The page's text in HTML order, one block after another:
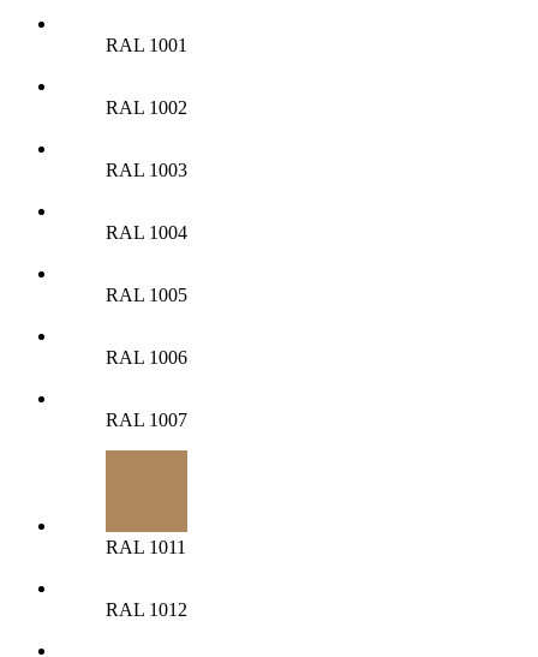
RAL 1001
RAL 1002
RAL 1003
RAL 1004
RAL 1005
RAL 1006
RAL 1007
RAL 1011
RAL 1012